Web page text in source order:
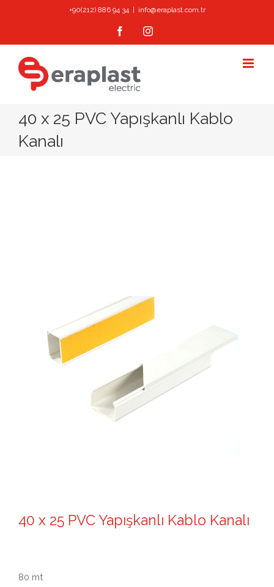
+90(212) 886 94 34 info@eraplast.com.tr
FacebookInstagram
40 x 25 PVC Yapışkanlı Kablo
Kanalı
40 x 25 PVC Yapışkanlı Kablo Kanalı
80 mt